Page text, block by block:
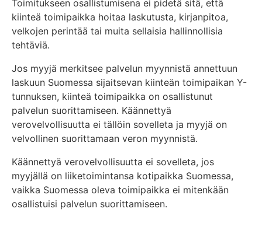
Toimitukseen osallistumisena ei pidetä sitä, että
kiinteä toimipaikka hoitaa laskutusta, kirjanpitoa,
velkojen perintää tai muita sellaisia hallinnollisia
tehtäviä.
Jos myyjä merkitsee palvelun myynnistä annettuun
laskuun Suomessa sijaitsevan kiinteän toimipaikan Y-
tunnuksen, kiinteä toimipaikka on osallistunut
palvelun suorittamiseen. Käännettyä
verovelvollisuutta ei tällöin sovelleta ja myyjä on
velvollinen suorittamaan veron myynnistä.
Käännettyä verovelvollisuutta ei sovelleta, jos
myyjällä on liiketoimintansa kotipaikka Suomessa,
vaikka Suomessa oleva toimipaikka ei mitenkään
osallistuisi palvelun suorittamiseen.